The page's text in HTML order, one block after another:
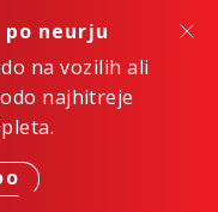
neurju
na vozilih ali
najhitreje